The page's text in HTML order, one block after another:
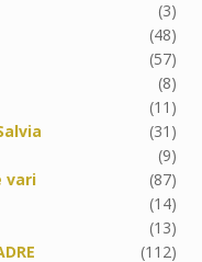
(3)
(48)
(57)
(8)
(11)
(31)
(9)
vari
(87)
(14)
(13)
(112)